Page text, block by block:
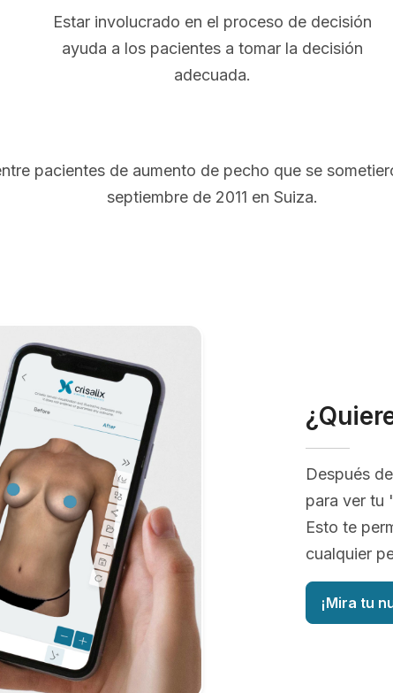
Estar involucrado en el proceso de decisión
ayuda a los pacientes a tomar la decisión
adecuada.
pacientes de aumento de pecho que se
septiembre de 2011 en Suiza.
Después
para ver tu
Esto te
cualquier
¡Mira tu